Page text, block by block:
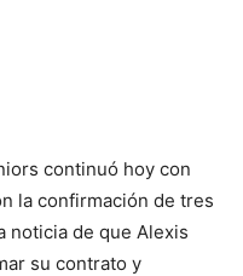
continuó hoy con
la confirmación de tres
noticia de que Alexis
su contrato y